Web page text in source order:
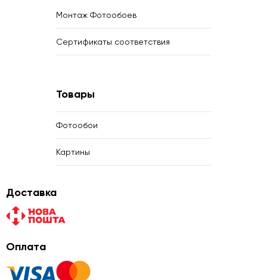
Монтаж Фотообоев
Сертификаты соответствия
Товары
Фотообои
Картины
Доставка
Оплата